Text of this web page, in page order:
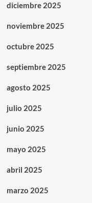
diciembre 2025
noviembre 2025
octubre 2025
septiembre 2025
agosto 2025
julio 2025
junio 2025
mayo 2025
abril 2025
marzo 2025